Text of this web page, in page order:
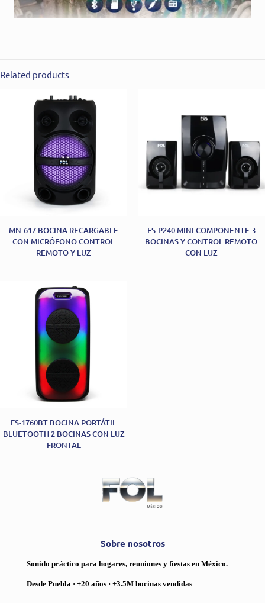
Related products
MN-617 BOCINA RECARGABLE
CON MICRÓFONO CONTROL
REMOTO Y LUZ
FS-P240 MINI COMPONENTE 3
BOCINAS Y CONTROL REMOTO
CON LUZ
FS-1760BT BOCINA PORTÁTIL
BLUETOOTH 2 BOCINAS CON LUZ
FRONTAL
Sobre nosotros
Sonido práctico para hogares, reuniones y fiestas en México.
Desde Puebla · +20 años · +3.5M bocinas vendidas